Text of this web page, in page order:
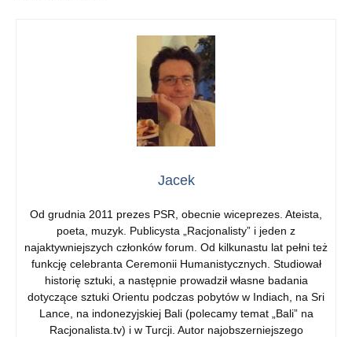
Jacek
Od grudnia 2011 prezes PSR, obecnie wiceprezes. Ateista,
poeta, muzyk. Publicysta „Racjonalisty” i jeden z
najaktywniejszych członków forum. Od kilkunastu lat pełni też
funkcję celebranta Ceremonii Humanistycznych. Studiował
historię sztuki, a następnie prowadził własne badania
dotyczące sztuki Orientu podczas pobytów w Indiach, na Sri
Lance, na indonezyjskiej Bali (polecamy temat „Bali” na
Racjonalista.tv) i w Turcji. Autor najobszerniejszego